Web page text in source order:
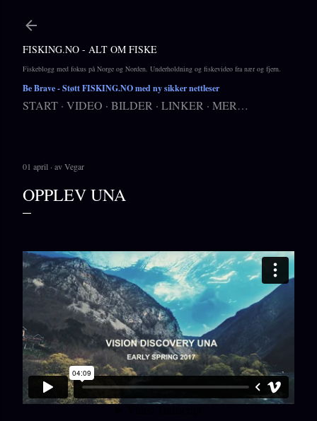
FISKING.NO - ALT OM FISKE
Fiskeblogg med fokus på Norge og Norden. Underholdning og fiskevideo fra nær og fjern.
Be Brave- Støtt FISKING.NO med ny sikker nettleser
START VIDEO BILDER LINKER MER…
01 april avVegar
OPPLEV UNA